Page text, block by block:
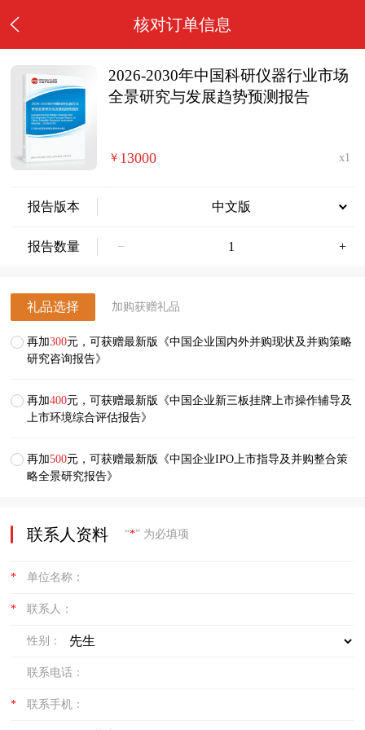
核对订单信息
2026-2030年中国科研仪器行业市场
全景研究与发展趋势预测报告
￥ 13000 x1
报告版本 中文版
报告数量 − +
礼品选择 加购获赠礼品
再加300元，可获赠最新版《中国企业国内外并购现状及并购策略
研究咨询报告》
再加400元，可获赠最新版《中国企业新三板挂牌上市操作辅导及
上市环境综合评估报告》
再加500元，可获赠最新版《中国企业IPO上市指导及并购整合策
略全景研究报告》
联系人资料 “*” 为必填项
* 单位名称：
* 联系人：
性别：
联系电话：
* 联系手机：